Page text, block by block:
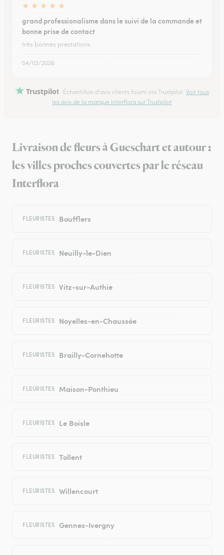
★ ★ ★ ★ ★
grand professionalisme dans le suivi de la commande et
bonne prise de contact
très bonnes prestations
04/02/2026
Trustpilot Échantillon d'avis clients fourni via Trustpilot. Voir tous
les avis de la marque Interflora sur Trustpilot
Livraison de fleurs à Gueschart et autour :
les villes proches couvertes par le réseau
Interflora
FLEURISTES Boufflers
FLEURISTES Neuilly-le-Dien
FLEURISTES Vitz-sur-Authie
FLEURISTES Noyelles-en-Chaussée
FLEURISTES Brailly-Cornehotte
FLEURISTES Maison-Ponthieu
FLEURISTES Le Boisle
FLEURISTES Tollent
FLEURISTES Willencourt
FLEURISTES Gennes-Ivergny